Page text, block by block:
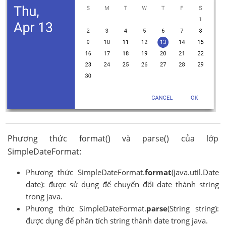
Phương thức format() và parse() của lớp
SimpleDateFormat:
Phương thức SimpleDateFormat.format(java.util.Date
date): được sử dụng để chuyển đổi date thành string
trong java.
Phương thức SimpleDateFormat.parse(String string):
được dụng để phân tích string thành date trong java.